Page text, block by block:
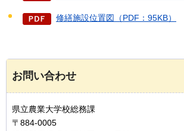
修繕施設位置図（PDF：95KB）
お問い合わせ
県立農業大学校総務課
〒884-0005